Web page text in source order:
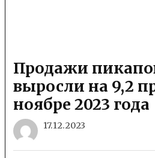
Продажи
выросли на 9,2
ноябре 2023 года
17.12.2023